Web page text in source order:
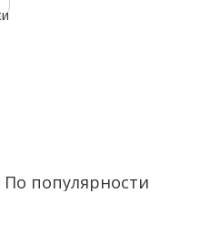
По популярности